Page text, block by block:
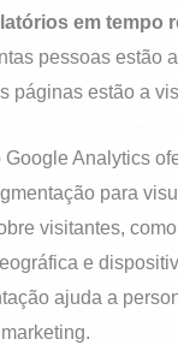
em tempo
pessoas estão
páginas estão a
Analytics
para
visitantes,
e
ajuda a